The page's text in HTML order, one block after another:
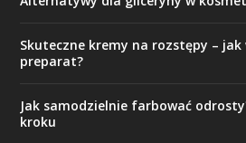
Skuteczne kremy na rozstępy –
preparat?
Jak samodzielnie farbować
kroku